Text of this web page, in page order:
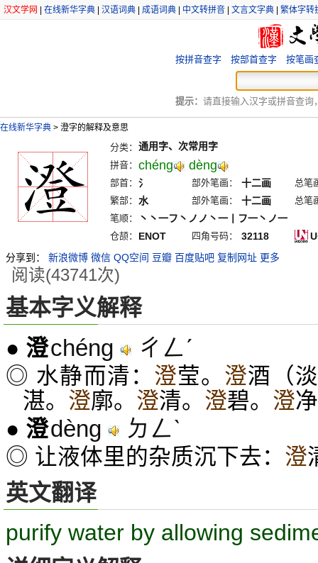
汉文学网 在线新华字典 汉语词典 成语词典 中文转拼音 文言文字典 繁体字转
按拼音查字 按部首查字 按笔画
提示： 请直接输入汉字或拼音查询
在线新华字典 > 澄字的解释及意思
分类： 通用字、次常用字
拼音： chéng dèng
部首： 氵 部外笔画： 十二画
总笔
繁部：
水 部外笔画： 十二画
总笔
笔顺：
丶丶一フ丶ノノ丶一丨フ一丶ノ一
仓颉： ENOT 四角号码： 32118
分享到：
新浪微博 微信 QQ空间 豆瓣 百度贴吧 复制网址 更多
阅读(43741次)
基本字义解释
● 澄chéng ㄔㄥˊ
◎ 水静而清： 澄莹。 澄酒（
湛。 澄廓。 澄清。 澄碧。 澄
● 澄dèng ㄉㄥˋ
◎ 让液体里的杂质沉下去： 澄
英文翻译
purify water by allowing